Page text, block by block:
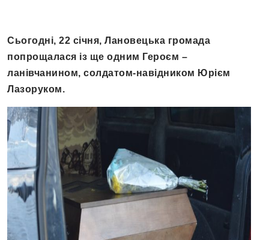
Сьогодні, 22 січня, Лановецька громада
попрощалася із ще одним Героєм –
ланівчанином, солдатом-навідником Юрієм
Лазоруком.